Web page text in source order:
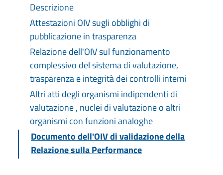
Descrizione
Attestazioni OIV sugli obblighi di
pubblicazione in trasparenza
Relazione dell'OIV sul funzionamento
complessivo del sistema di valutazione,
trasparenza e integrità dei controlli interni
Altri atti degli organismi indipendenti di
valutazione , nuclei di valutazione o altri
organismi con funzioni analoghe
Documento dell'OIV di validazione della
Relazione sulla Performance